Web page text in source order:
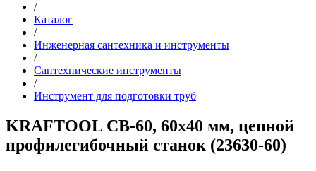
/
Каталог
/
Инженерная сантехника и инструменты
/
Сантехнические инструменты
/
Инструмент для подготовки труб
KRAFTOOL CB-60, 60х40 мм, цепной
профилегибочный станок (23630-60)